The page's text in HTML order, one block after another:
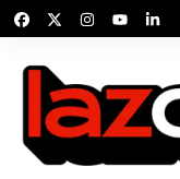
para
conteúdo